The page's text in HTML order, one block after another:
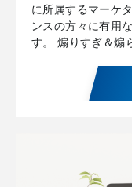
に所属するマーケ
ンスの方々に有用
す。 煽りすぎ＆煽